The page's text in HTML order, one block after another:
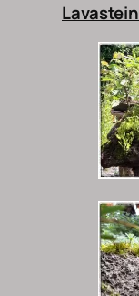
Lavastein